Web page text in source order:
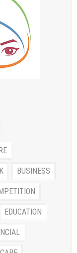
BUSINESS
EDUCATION